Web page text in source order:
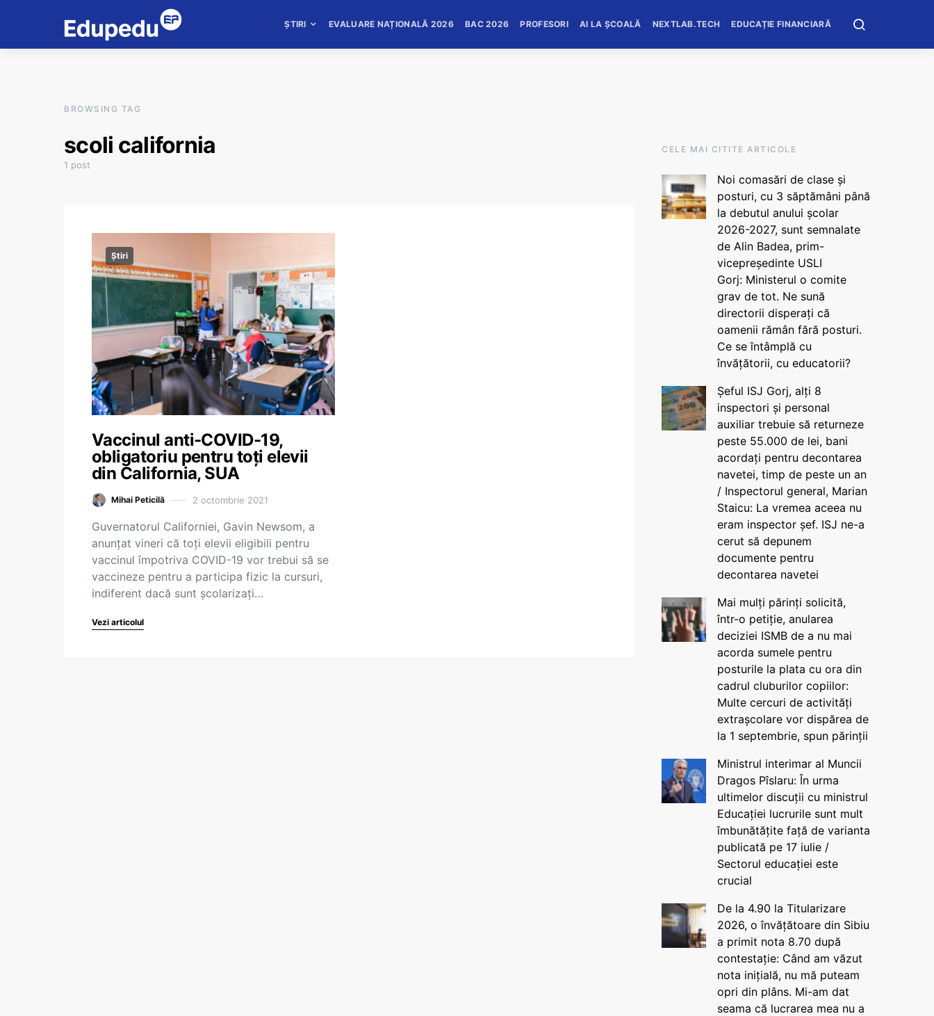
ȘTIRI EVALUARE NAȚIONALĂ 2026 BAC 2026 PROFESORI AI LA ȘCOALĂ NEXTLAB.TECH EDUCAȚIE FINANCIARĂ
BROWSING TAG
scoli california
1 post
Știri
Vaccinul anti-COVID-19,
obligatoriu pentru toți elevii
din California, SUA
Mihai Peticilă 2 octombrie 2021
Guvernatorul Californiei, Gavin Newsom, a
anunţat vineri că toţi elevii eligibili pentru
vaccinul împotriva COVID-19 vor trebui să se
vaccineze pentru a participa fizic la cursuri,
indiferent dacă sunt şcolarizaţi…
Vezi articolul
CELE MAI CITITE ARTICOLE
Noi comasări de clase și
posturi, cu 3 săptămâni până
la debutul anului școlar
2026-2027, sunt semnalate
de Alin Badea, prim-
vicepreședinte USLI
Gorj: Ministerul o comite
grav de tot. Ne sună
directorii disperați că
oamenii rămân fără posturi.
Ce se întâmplă cu
învățătorii, cu educatorii?
Șeful ISJ Gorj, alți 8
inspectori și personal
auxiliar trebuie să returneze
peste 55.000 de lei, bani
acordați pentru decontarea
navetei, timp de peste un an
/ Inspectorul general, Marian
Staicu: La vremea aceea nu
eram inspector șef. ISJ ne-a
cerut să depunem
documente pentru
decontarea navetei
Mai mulți părinți solicită,
într-o petiție, anularea
deciziei ISMB de a nu mai
acorda sumele pentru
posturile la plata cu ora din
cadrul cluburilor copiilor:
Multe cercuri de activități
extrașcolare vor dispărea de
la 1 septembrie, spun părinții
Ministrul interimar al Muncii
Dragos Pîslaru: În urma
ultimelor discuții cu ministrul
Educației lucrurile sunt mult
îmbunătățite față de varianta
publicată pe 17 iulie /
Sectorul educației este
crucial
De la 4.90 la Titularizare
2026, o învățătoare din Sibiu
a primit nota 8.70 după
contestație: Când am văzut
nota inițială, nu mă puteam
opri din plâns. Mi-am dat
seama că lucrarea mea nu a